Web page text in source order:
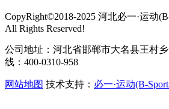
CopyRight©2018-2025 河北必一·运动
All Rights Reserved!
公司地址：河北省邯郸市大名县王村
线：400-0310-958
网站地图 技术支持： 必一·运动(B-